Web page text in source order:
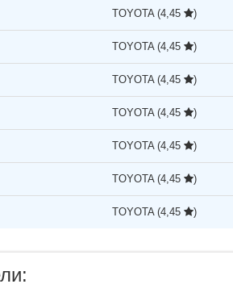
TOYOTA (4,45 )
TOYOTA (4,45 )
TOYOTA (4,45 )
TOYOTA (4,45 )
TOYOTA (4,45 )
TOYOTA (4,45 )
TOYOTA (4,45 )